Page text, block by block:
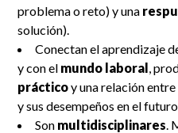
problema o reto) y una
solución).
Conectan el aprendizaje
y con el mundo laboral ,
prácticoy una relación
y sus desempeños en el futuro.
Son multidisciplinares .